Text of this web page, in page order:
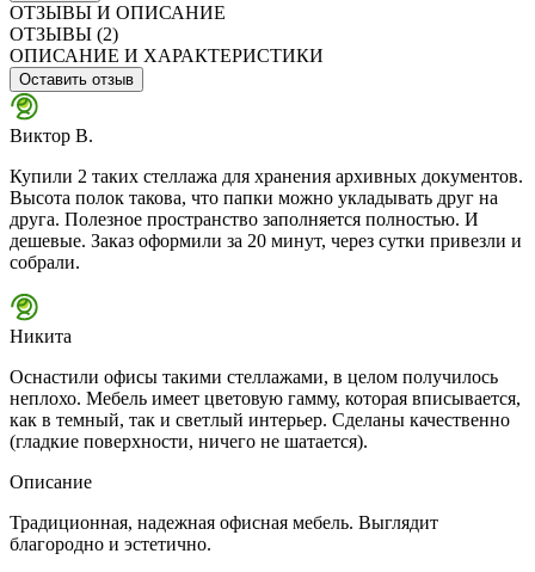
ОТЗЫВЫ И ОПИСАНИЕ
ОТЗЫВЫ (2)
ОПИСАНИЕ И ХАРАКТЕРИСТИКИ
Оставить отзыв
Виктор В.
Купили 2 таких стеллажа для хранения архивных документов.
Высота полок такова, что папки можно укладывать друг на
друга. Полезное пространство заполняется полностью. И
дешевые. Заказ оформили за 20 минут, через сутки привезли и
собрали.
Никита
Оснастили офисы такими стеллажами, в целом получилось
неплохо. Мебель имеет цветовую гамму, которая вписывается,
как в темный, так и светлый интерьер. Сделаны качественно
(гладкие поверхности, ничего не шатается).
Описание
Традиционная, надежная офисная мебель. Выглядит
благородно и эстетично.